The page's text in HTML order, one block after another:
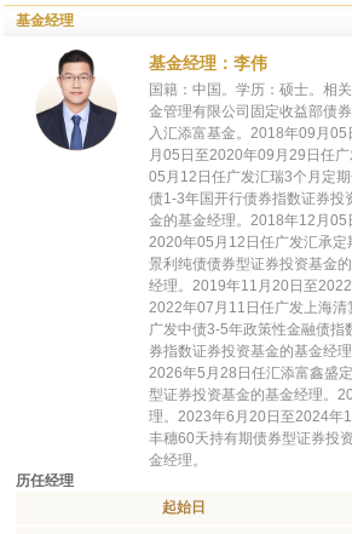
基金经理
基金经理：李伟
国籍：中国。学历：硕士。相
金管理有限公司固定收益部债
入汇添富基金。2018年09月
月05日至2020年09月29日任
05月12日任广发汇瑞3个月定
债1-3年国开行债券指数证券
金的基金经理。2018年12月
2020年05月12日任广发汇承
景利纯债债券型证券投资基金
经理。2019年11月20日至
2022年07月11日任广发上海
广发中债3-5年政策性金融债
券指数证券投资基金的基金经
2026年5月28日任汇添富鑫盛
型证券投资基金的基金经理。
理。2023年6月20日至2024年
丰穗60天持有期债券型证券投
金经理。
历任经理
起始日